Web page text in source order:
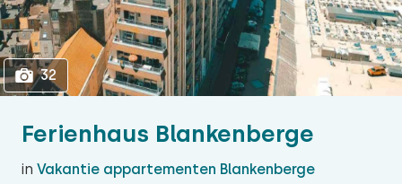
Ferienhaus Blankenberge
in Vakantie appartementen Blankenberge
32